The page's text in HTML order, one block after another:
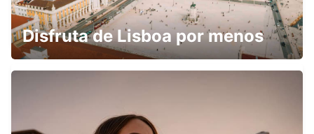
BADEN-BADEN
BADEN-BADEN - GERMANY
HAGUENAU - FRANCE
Disfruta de Lisboa por menos